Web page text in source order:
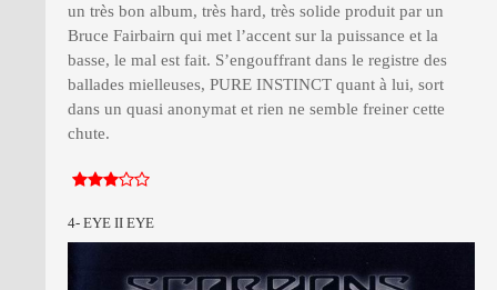
un très bon album, très hard, très solide produit par un
Bruce Fairbairn qui met l’accent sur la puissance et la
basse, le mal est fait. S’engouffrant dans le registre des
ballades mielleuses, PURE INSTINCT quant à lui, sort
dans un quasi anonymat et rien ne semble freiner cette
chute.
4- EYE II EYE